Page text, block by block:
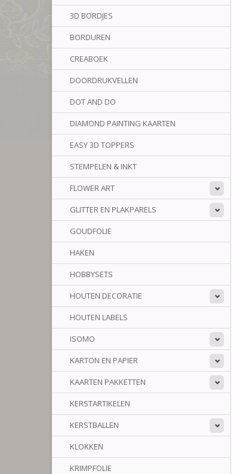
3D BORDJES
BORDUREN
CREABOEK
DOORDRUKVELLEN
DOT AND DO
DIAMOND PAINTING KAARTEN
EASY 3D TOPPERS
STEMPELEN & INKT
FLOWER ART
GLITTER EN PLAKPARELS
GOUDFOLIE
HAKEN
HOBBYSETS
HOUTEN DECORATIE
HOUTEN LABELS
ISOMO
KARTON EN PAPIER
KAARTEN PAKKETTEN
KERSTARTIKELEN
KERSTBALLEN
KLOKKEN
KRIMPFOLIE